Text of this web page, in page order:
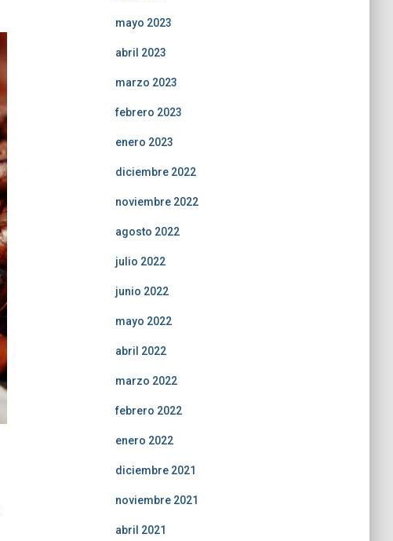
mayo 2023
abril 2023
marzo 2023
febrero 2023
enero 2023
diciembre 2022
noviembre 2022
agosto 2022
julio 2022
junio 2022
mayo 2022
abril 2022
marzo 2022
febrero 2022
enero 2022
diciembre 2021
noviembre 2021
abril 2021